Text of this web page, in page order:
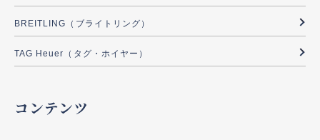
BREITLING（ブライトリング）
TAG Heuer（タグ・ホイヤー）
コンテンツ